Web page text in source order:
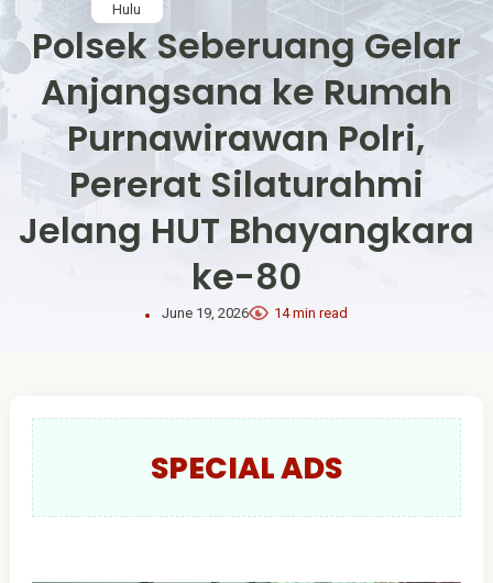
Hulu
Polsek Seberuang Gelar
Anjangsana ke Rumah
Purnawirawan Polri,
Pererat Silaturahmi
Jelang HUT Bhayangkara
ke-80
June 19, 2026 14 min read
SPECIAL ADS